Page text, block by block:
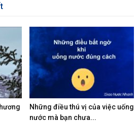
Những điều thú vị của việc uống
nước mà bạn chưa...